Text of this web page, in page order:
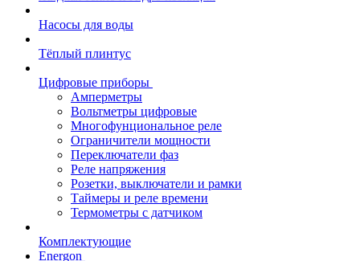
Насосы для воды
Тёплый плинтус
Цифровые приборы
Амперметры
Вольтметры цифровые
Многофунциональное реле
Ограничители мощности
Переключатели фаз
Реле напряжения
Розетки, выключатели и рамки
Таймеры и реле времени
Термометры c датчиком
Комплектующие
Energon